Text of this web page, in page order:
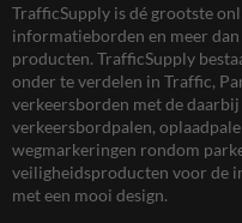
TrafficSupply is dé grootste
informatieborden en meer
producten. TrafficSupply
onder te verdelen in Traffic,
verkeersborden met de
verkeersbordpalen,
wegmarkeringen rondom
veiligheidsproducten voor de
met een mooi design.